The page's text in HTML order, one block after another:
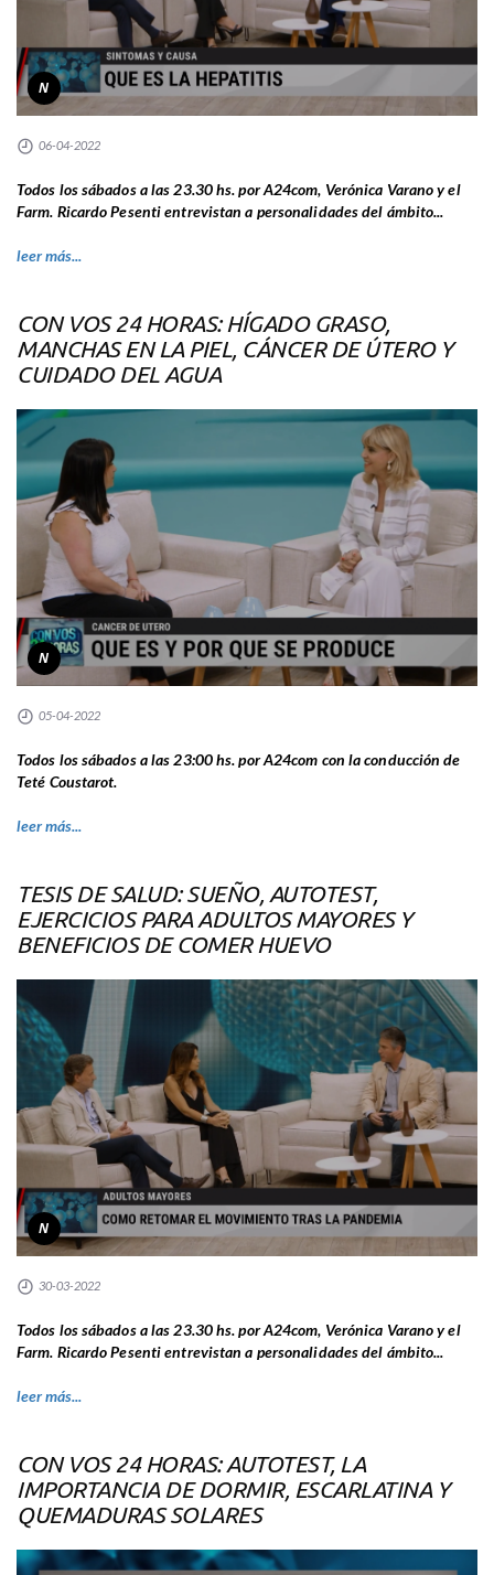
N
06-04-2022
Todos los sábados a las 23.30 hs. por A24com, Verónica Varano y el
Farm. Ricardo Pesenti entrevistan a personalidades del ámbito...
leer más...
CON VOS 24 HORAS: HÍGADO GRASO,
MANCHAS EN LA PIEL, CÁNCER DE ÚTERO Y
CUIDADO DEL AGUA
N
05-04-2022
Todos los sábados a las 23:00 hs. por A24com con la conducción de
Teté Coustarot.
leer más...
TESIS DE SALUD: SUEÑO, AUTOTEST,
EJERCICIOS PARA ADULTOS MAYORES Y
BENEFICIOS DE COMER HUEVO
N
30-03-2022
Todos los sábados a las 23.30 hs. por A24com, Verónica Varano y el
Farm. Ricardo Pesenti entrevistan a personalidades del ámbito...
leer más...
CON VOS 24 HORAS: AUTOTEST, LA
IMPORTANCIA DE DORMIR, ESCARLATINA Y
QUEMADURAS SOLARES